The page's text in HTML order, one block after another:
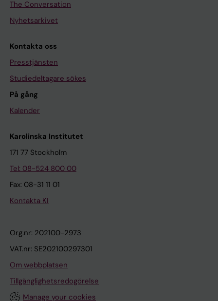
The Conversation
Nyhetsarkivet
Kontakta oss
Presstjänsten
Studiedeltagare sökes
På gång
Kalender
Karolinska Institutet
171 77 Stockholm
Tel: 08-524 800 00
Fax: 08-31 11 01
Kontakta KI
Org.nr: 202100-2973
VAT.nr: SE202100297301
Om webbplatsen
Tillgänglighetsredogörelse
Manage your cookies